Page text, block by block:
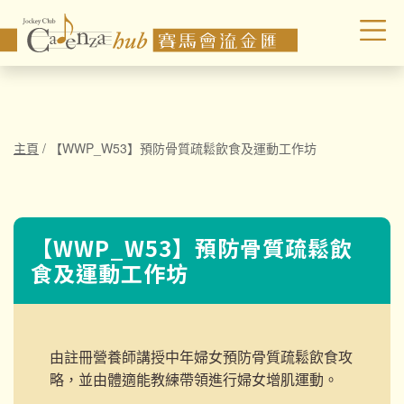
主頁 / 【WWP_W53】預防骨質疏鬆飲食及運動工作坊
【WWP_W53】預防骨質疏鬆飲
食及運動工作坊
由註冊營養師講授中年婦女預防骨質疏鬆飲食攻
略，並由體適能教練帶領進行婦女增肌運動。